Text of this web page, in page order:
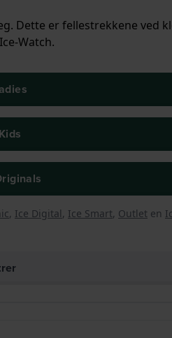
Dette er fellestrekkene
Watch.
, Ice Digital, Ice Smart, Outlet en